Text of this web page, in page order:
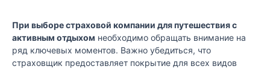
При выборе страховой компании для путешествия с
активным отдыхом необходимо обращать внимание на
ряд ключевых моментов. Важно убедиться, что
страховщик предоставляет покрытие для всех видов